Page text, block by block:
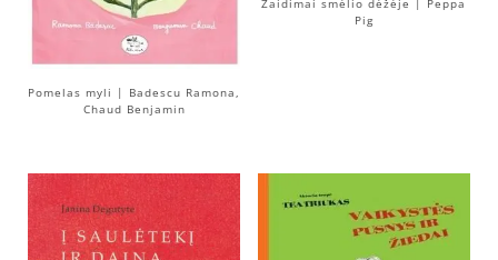
Pomelas myli | Badescu Ramona,
Chaud Benjamin
Žaidimai smėlio dėžėje | Peppa
Pig